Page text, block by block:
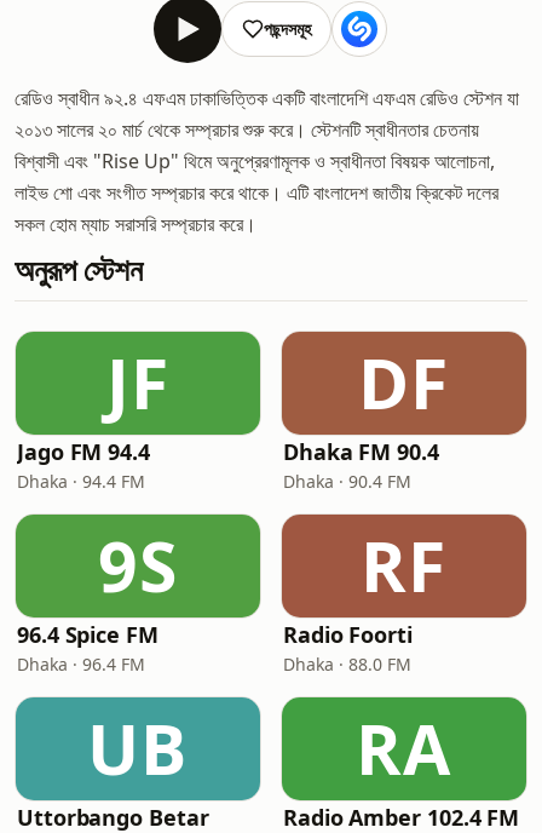
পছন্দসমূহ
রেডিও স্বাধীন ৯২.৪ এফএম ঢাকাভিত্তিক একটি বাংলাদেশি এফএম রেডিও স্টেশন যা
২০১৩ সালের ২০ মার্চ থেকে সম্প্রচার শুরু করে। স্টেশনটি স্বাধীনতার চেতনায়
বিশ্বাসী এবং "Rise Up" থিমে অনুপ্রেরণামূলক ও স্বাধীনতা বিষয়ক আলোচনা,
লাইভ শো এবং সংগীত সম্প্রচার করে থাকে। এটি বাংলাদেশ জাতীয় ক্রিকেট দলের
সকল হোম ম্যাচ সরাসরি সম্প্রচার করে।
অনুরূপ স্টেশন
JF
Jago FM 94.4
Dhaka · 94.4 FM
DF
Dhaka FM 90.4
Dhaka · 90.4 FM
9S
96.4 Spice FM
Dhaka · 96.4 FM
RF
Radio Foorti
Dhaka · 88.0 FM
UB
Uttorbango Betar
RA
Radio Amber 102.4 FM